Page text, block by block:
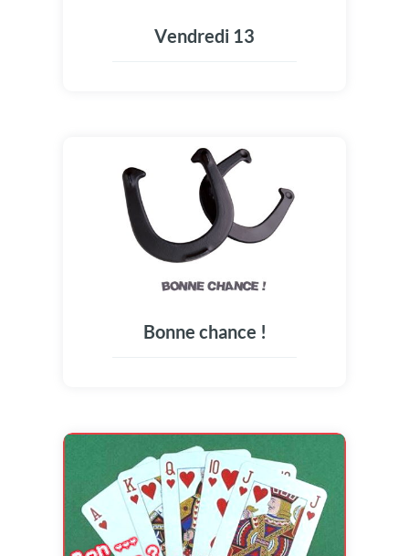
Vendredi 13
Bonne chance !